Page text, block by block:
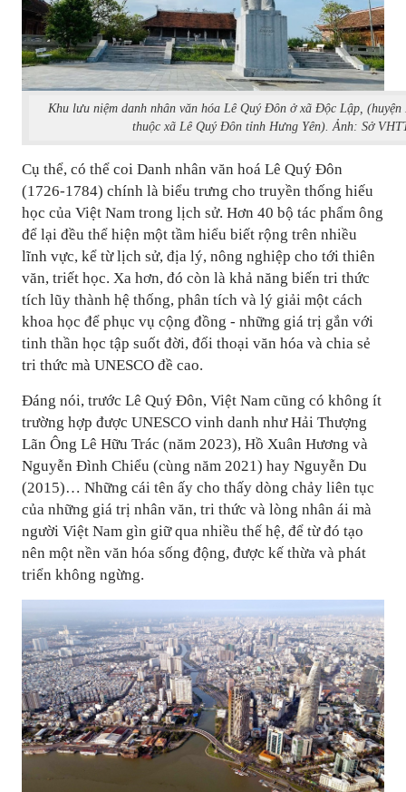
Khu lưu niệm danh nhân văn hóa Lê Quý Đôn ở xã Độc Lập,
thuộc xã Lê Quý Đôn tỉnh Hưng Yên). Ảnh: Sở
Cụ thể, có thể coi Danh nhân văn hoá Lê Quý Đôn
(1726-1784) chính là biểu trưng cho truyền thống hiếu
học của Việt Nam trong lịch sử. Hơn 40 bộ tác phẩm ông
để lại đều thể hiện một tầm hiểu biết rộng trên nhiều
lĩnh vực, kể từ lịch sử, địa lý, nông nghiệp cho tới thiên
văn, triết học. Xa hơn, đó còn là khả năng biến tri thức
tích lũy thành hệ thống, phân tích và lý giải một cách
khoa học để phục vụ cộng đồng - những giá trị gắn với
tinh thần học tập suốt đời, đối thoại văn hóa và chia sẻ
tri thức mà UNESCO đề cao.
Đáng nói, trước Lê Quý Đôn, Việt Nam cũng có không ít
trường hợp được UNESCO vinh danh như Hải Thượng
Lãn Ông Lê Hữu Trác (năm 2023), Hồ Xuân Hương và
Nguyễn Đình Chiểu (cùng năm 2021) hay Nguyễn Du
(2015)… Những cái tên ấy cho thấy dòng chảy liên tục
của những giá trị nhân văn, tri thức và lòng nhân ái mà
người Việt Nam gìn giữ qua nhiều thế hệ, để từ đó tạo
nên một nền văn hóa sống động, được kế thừa và phát
triển không ngừng.